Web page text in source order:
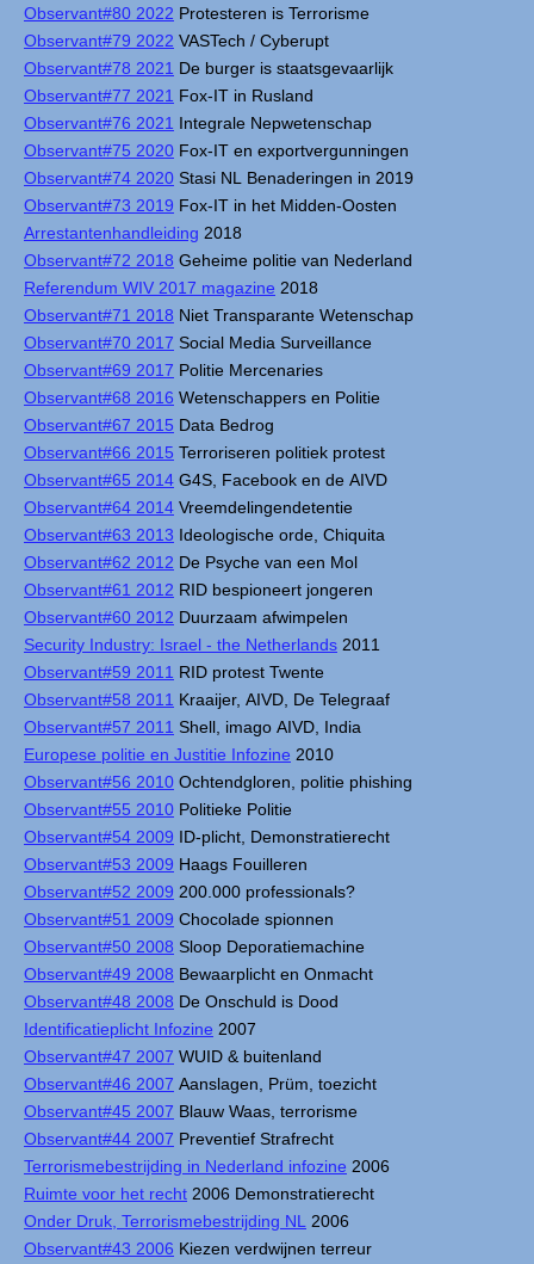
Observant#80 2022 Protesteren is Terrorisme
Observant#79 2022 VASTech / Cyberupt
Observant#78 2021 De burger is staatsgevaarlijk
Observant#77 2021 Fox-IT in Rusland
Observant#76 2021 Integrale Nepwetenschap
Observant#75 2020 Fox-IT en exportvergunningen
Observant#74 2020 Stasi NL Benaderingen in 2019
Observant#73 2019 Fox-IT in het Midden-Oosten
Arrestantenhandleiding 2018
Observant#72 2018 Geheime politie van Nederland
Referendum WIV 2017 magazine 2018
Observant#71 2018 Niet Transparante Wetenschap
Observant#70 2017 Social Media Surveillance
Observant#69 2017 Politie Mercenaries
Observant#68 2016 Wetenschappers en Politie
Observant#67 2015 Data Bedrog
Observant#66 2015 Terroriseren politiek protest
Observant#65 2014 G4S, Facebook en de AIVD
Observant#64 2014 Vreemdelingendetentie
Observant#63 2013 Ideologische orde, Chiquita
Observant#62 2012 De Psyche van een Mol
Observant#61 2012 RID bespioneert jongeren
Observant#60 2012 Duurzaam afwimpelen
Security Industry: Israel - the Netherlands 2011
Observant#59 2011 RID protest Twente
Observant#58 2011 Kraaijer, AIVD, De Telegraaf
Observant#57 2011 Shell, imago AIVD, India
Europese politie en Justitie Infozine 2010
Observant#56 2010 Ochtendgloren, politie phishing
Observant#55 2010 Politieke Politie
Observant#54 2009 ID-plicht, Demonstratierecht
Observant#53 2009 Haags Fouilleren
Observant#52 2009 200.000 professionals?
Observant#51 2009 Chocolade spionnen
Observant#50 2008 Sloop Deporatiemachine
Observant#49 2008 Bewaarplicht en Onmacht
Observant#48 2008 De Onschuld is Dood
Identificatieplicht Infozine 2007
Observant#47 2007 WUID & buitenland
Observant#46 2007 Aanslagen, Prüm, toezicht
Observant#45 2007 Blauw Waas, terrorisme
Observant#44 2007 Preventief Strafrecht
Terrorismebestrijding in Nederland infozine 2006
Ruimte voor het recht 2006 Demonstratierecht
Onder Druk, Terrorismebestrijding NL
2006
Observant#43 2006 Kiezen verdwijnen terreur